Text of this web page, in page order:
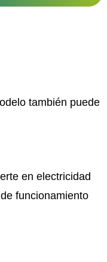
también puede
en electricidad
funcionamiento